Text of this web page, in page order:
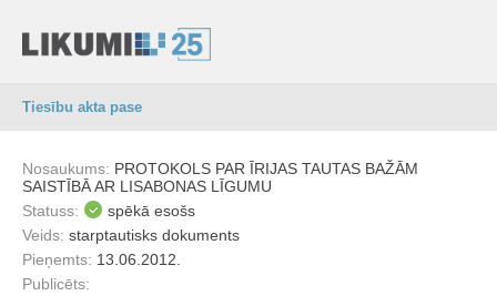
Tiesību akta pase
Nosaukums: PROTOKOLS PAR ĪRIJAS TAUTAS BAŽĀM
SAISTĪBĀ AR LISABONAS LĪGUMU
Statuss:
spēkā esošs
Veids: starptautisks dokuments
Pieņemts: 13.06.2012.
Publicēts: